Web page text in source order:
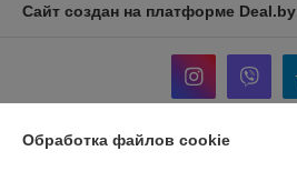
Сайт создан на платформе Deal.by
Обработка файлов cookie